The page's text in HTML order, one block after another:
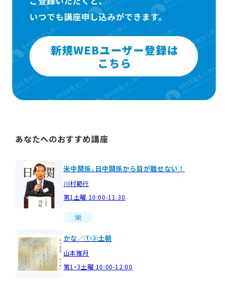
あなたへのおすすめ講座
米中関係、日中関係から目が離せない！
川村範行
第1土曜 10:00-11:30
栄
かな／①③土朝
山本雅月
第1・3土曜 10:00-12:00